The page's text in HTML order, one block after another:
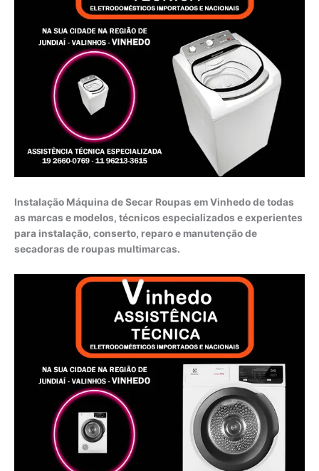
Instalação Máquina de Secar Roupas em Vinhedo de todas
as marcas e modelos, técnicos especializados e experientes
para instalação, conserto, reparo e manutenção de
secadoras de roupas multimarcas.